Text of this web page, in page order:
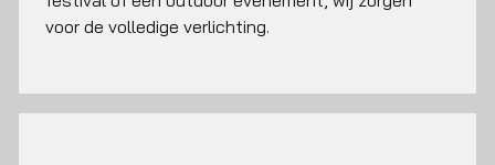
voor de volledige verlichting.